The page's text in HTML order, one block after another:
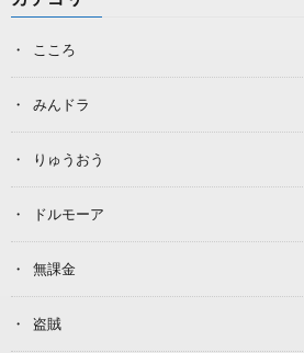
こころ
みんドラ
りゅうおう
ドルモーア
無課金
盗賊